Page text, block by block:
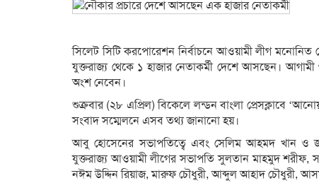
‌সি‌লেট সি‌টি কর‌পো‌রেশ‌ন নির্বাচ‌নে আওয়ামী লীগ ম‌নো‌নিত
যুক্তরাজ্য থে‌কে ১ হাজার নেতাকর্মী দে‌শে আস‌ছেন। আগামী
অংশ নে‌বেন।
শুক্রবার (২৮ এপ্রিল) বি‌কে‌লে লন্ডন বাংলা প্রেসক্লা‌বে
সংবাদ স‌ম্মেল‌নে এসব তথ্য জানা‌নো হয়।
আবু হো‌সে‌নের সভাপতি‌ত্বে এবং সে‌লিম আহমদ খান ও
যুক্তরাজ্য আওয়ামী লী‌গের সভাপ‌তি সুলতান মাহমুদ শরীফ,
নঈম উ‌দ্দিন রিয়‌াজ, মারুফ চৌধুরী, আব্দুল আহাদ চৌধুরী,